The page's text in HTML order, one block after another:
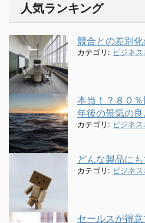
人気ランキング
競合との差別
カテゴリ: ビジネス
本当！？８０
年後の景気の良
カテゴリ: ビジネス
どんな製品に
カテゴリ: ビジネス
セールスが得